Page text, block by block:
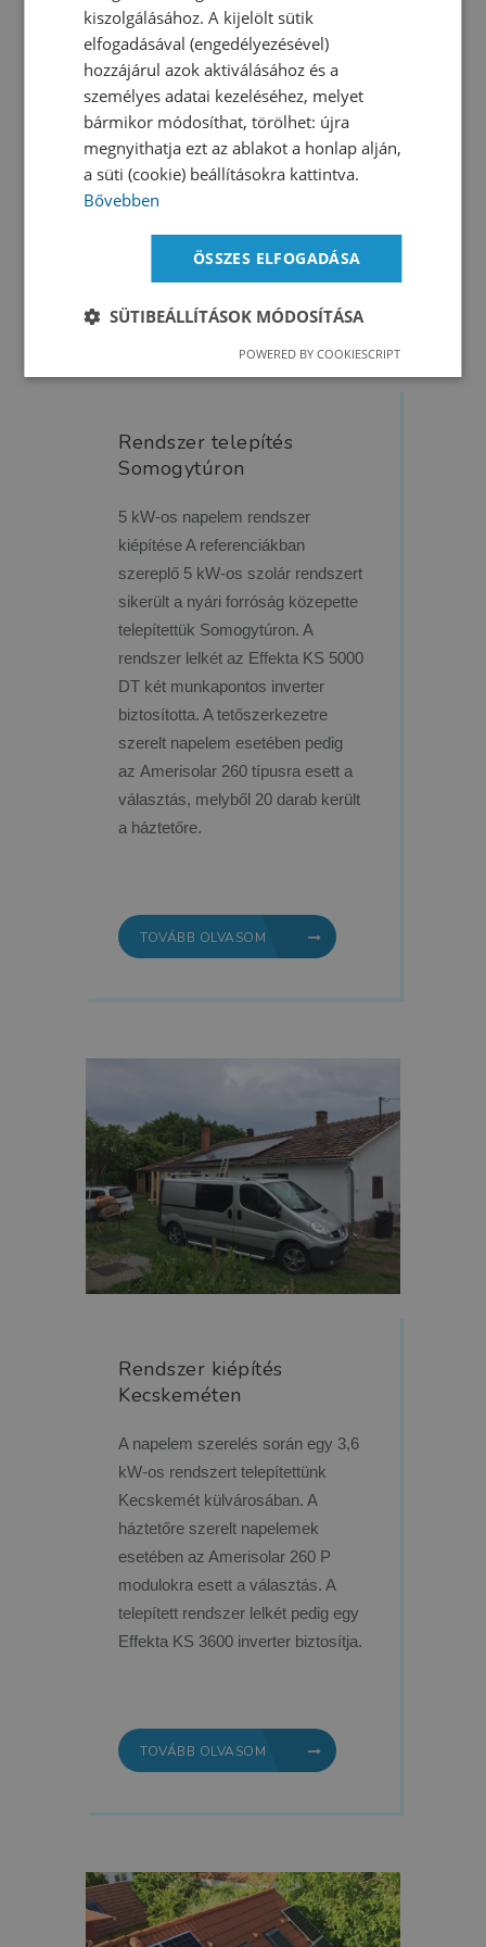
TOVÁBB OLVASOM
Rendszer telepítés
Somogytúron
5 kW-os napelem rendszer
kiépítése A referenciákban
szereplő 5 kW-os szolár rendszert
sikerült a nyári forróság közepette
telepítettük Somogytúron. A
rendszer lelkét az Effekta KS 5000
DT két munkapontos inverter
biztosította. A tetőszerkezetre
szerelt napelem esetében pedig
az Amerisolar 260 típusra esett a
választás, melyből 20 darab került
a háztetőre.
TOVÁBB OLVASOM
Rendszer kiépítés
Kecskeméten
A napelem szerelés során egy 3,6
kW-os rendszert telepítettünk
Kecskemét külvárosában. A
háztetőre szerelt napelemek
esetében az Amerisolar 260 P
modulokra esett a választás. A
telepített rendszer lelkét pedig egy
Effekta KS 3600 inverter biztosítja.
TOVÁBB OLVASOM
kiszolgálásához. A kijelölt sütik
elfogadásával (engedélyezésével)
hozzájárul azok aktiválásához és a
személyes adatai kezeléséhez, melyet
bármikor módosíthat, törölhet: újra
megnyithatja ezt az ablakot a honlap alján,
a süti (cookie) beállításokra kattintva.
Bővebben
ÖSSZES ELFOGADÁSA
SÜTIBEÁLLÍTÁSOK MÓDOSÍTÁSA
POWERED BY COOKIESCRIPT